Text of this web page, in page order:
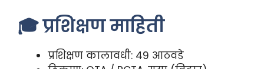
🎓 प्रशिक्षण माहिती
प्रशिक्षण कालावधी: 49 आठवडे